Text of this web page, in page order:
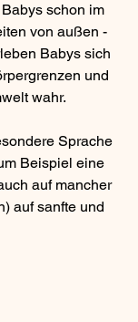
schon im
von außen -
Babys sich
und
wahr.
Sprache
Beispiel eine
auf mancher
auf sanfte und